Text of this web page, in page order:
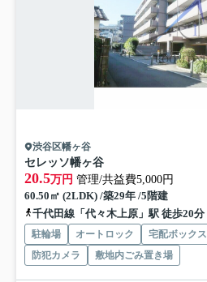
渋谷区幡ヶ谷
セレッソ幡ヶ谷
20.5万円 管理/共益費5,000円
60.50㎡ (2LDK) /築29年 /5階建
千代田線「代々木上原」駅 徒歩20分
駐輪場 オートロック 宅配ボックス
防犯カメラ
敷地内ごみ置き場